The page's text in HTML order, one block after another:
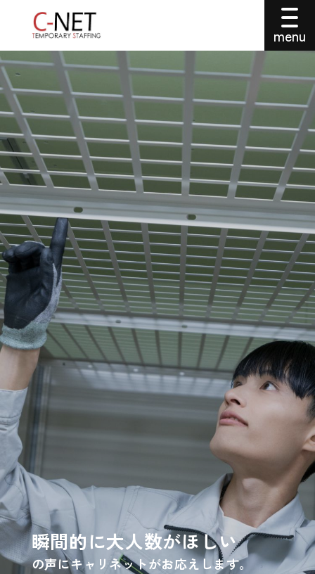
事業内容TOP
本社
東北営業所
アルバイト登録について
アルバイト登録（本社） 準備中
アルバイト仮登録（東北営業所）
menu
瞬間的に大人数がほしい
の声にキャリネットがお応えします。